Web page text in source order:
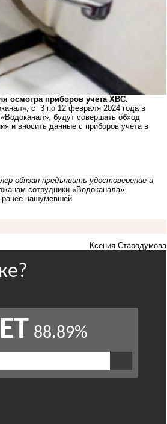
осмотра приборов учета ХВС.
с 3 по 12 февраля 2024 года в
будут совершать обход
и вносить данные с приборов учета в
обязан предъявить удостоверение и
сотрудники «Водоканала».
ранее нашумевшей
Ксения Стародумова